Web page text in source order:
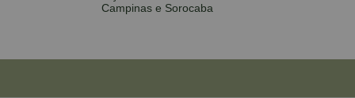
Campinas e Sorocaba